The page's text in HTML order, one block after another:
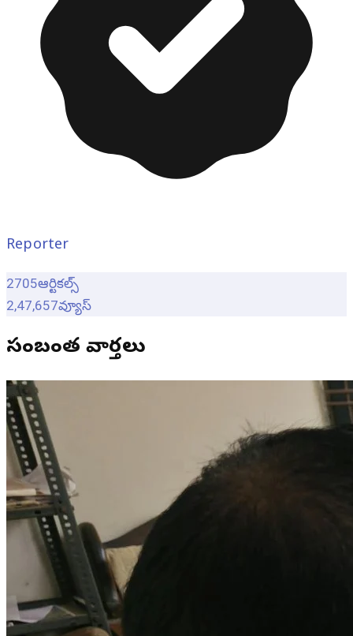
Reporter
2705ఆర్టికల్స్
2,47,657వ్యూస్
సంబంధిత వార్తలు